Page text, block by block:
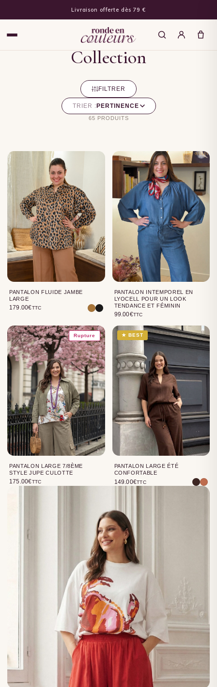
Livraison offerte dès 79 €
Collection
FILTRER
TRIER : PERTINENCE
65 PRODUITS
PANTALON FLUIDE JAMBE
LARGE
179.00€TTC
PANTALON INTEMPOREL EN
LYOCELL POUR UN LOOK
TENDANCE ET FÉMININ
99.00€TTC
Rupture
PANTALON LARGE 7/8ÈME
STYLE JUPE CULOTTE
175.00€TTC
★ BEST
PANTALON LARGE ÉTÉ
CONFORTABLE
149.00€TTC